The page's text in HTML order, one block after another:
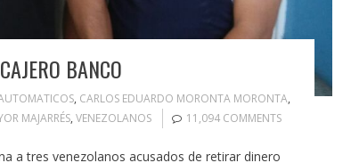
BANCO
, CARLOS EDUARDO MORONTA MORONTA,
MAJARRÉS, VENEZOLANOS 11,094 COMMENTS
a tres venezolanos acusados de retirar dinero